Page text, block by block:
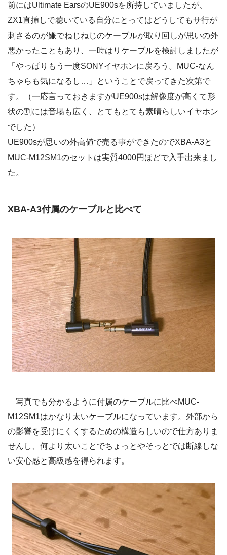
前にはUltimate EarsのUE900sを所持していましたが、
ZX1直挿しで聴いている自分にとってはどうしてもサ行が
刺さるのが嫌でねじねじのケーブルが取り回しが思いの外
悪かったこともあり、一時はリケーブルを検討しましたが
「やっぱりもう一度SONYイヤホンに戻ろう。MUC-なん
ちゃらも気になるし…」ということで戻ってきた次第で
す。（一応言っておきますがUE900sは解像度が高くて形
状の割には音場も広く、とてもとても素晴らしいイヤホン
でした）
UE900sが思いの外高値で売る事ができたのでXBA-A3と
MUC-M12SM1のセットは実質4000円ほどで入手出来まし
た。
XBA-A3付属のケーブルと比べて
写真でも分かるように付属のケーブルに比べMUC-
M12SM1はかなり太いケーブルになっています。外部から
の影響を受けにくくするための構造らしいので仕方ありま
せんし、何より太いことでちょっとやそっとでは断線しな
い安心感と高級感を得られます。